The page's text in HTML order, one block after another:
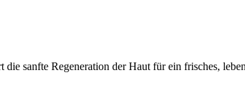
sanfte Regeneration der Haut für ein frisches,